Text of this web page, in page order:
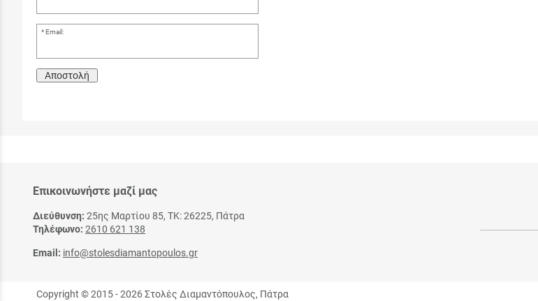
Email:
Αποστολή
Επικοινωνήστε μαζί μας
Διεύθυνση: 25ης Μαρτίου 85, ΤΚ: 26225, Πάτρα
Τηλέφωνο: 2610 621 138
Email: info@stolesdiamantopoulos.gr
Copyright © 2015 - 2026 Στολές Διαμαντόπουλος, Πάτρα